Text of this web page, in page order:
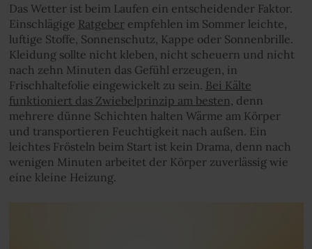
Das Wetter ist beim Laufen ein entscheidender Faktor.
Einschlägige Ratgeberempfehlen im Sommer leichte,
luftige Stoffe, Sonnenschutz, Kappe oder Sonnenbrille.
Kleidung sollte nicht kleben, nicht scheuern und nicht
nach zehn Minuten das Gefühl erzeugen, in
Frischhaltefolie eingewickelt zu sein. Bei Kälte
funktioniert das Zwiebelprinzip am besten , denn
mehrere dünne Schichten halten Wärme am Körper
und transportieren Feuchtigkeit nach außen. Ein
leichtes Frösteln beim Start ist kein Drama, denn nach
wenigen Minuten arbeitet der Körper zuverlässig wie
eine kleine Heizung.